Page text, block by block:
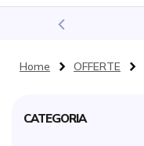
Home OFFERTE
CATEGORIA